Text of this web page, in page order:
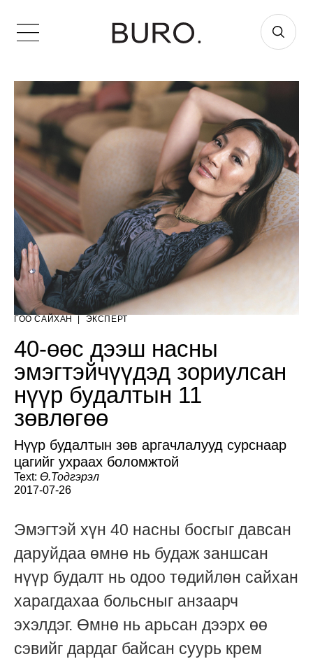
ГОО САЙХАН ЭКСПЕРТ
40-өөс дээш насны
эмэгтэйчүүдэд зориулсан
нүүр будалтын 11
зөвлөгөө
Нүүр будалтын зөв аргачлалууд сурснаар
цагийг ухраах боломжтой
Text: Ө.Тодгэрэл
2017-07-26
Эмэгтэй хүн 40 насны босгыг давсан
даруйдаа өмнө нь будаж заншсан
нүүр будалт нь одоо төдийлөн сайхан
харагдахаа больсныг анзаарч
эхэлдэг. Өмнө нь арьсан дээрх өө
сэвийг дардаг байсан суурь крем